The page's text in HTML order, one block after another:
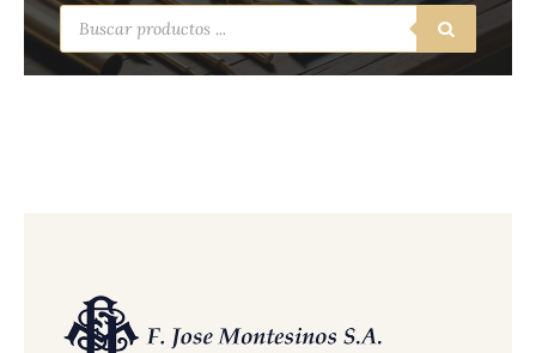
Búsqueda
de
productos